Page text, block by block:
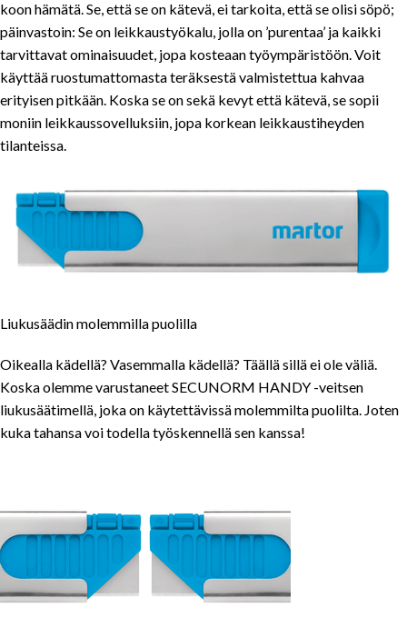
koon hämätä. Se, että se on kätevä, ei tarkoita, että se olisi söpö;
päinvastoin: Se on leikkaustyökalu, jolla on ’purentaa’ ja kaikki
tarvittavat ominaisuudet, jopa kosteaan työympäristöön. Voit
käyttää ruostumattomasta teräksestä valmistettua kahvaa
erityisen pitkään. Koska se on sekä kevyt että kätevä, se sopii
moniin leikkaussovelluksiin, jopa korkean leikkaustiheyden
tilanteissa.
Liukusäädin molemmilla puolilla
Oikealla kädellä? Vasemmalla kädellä? Täällä sillä ei ole väliä.
Koska olemme varustaneet SECUNORM HANDY -veitsen
liukusäätimellä, joka on käytettävissä molemmilta puolilta. Joten
kuka tahansa voi todella työskennellä sen kanssa!